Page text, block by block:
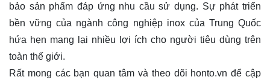
bảo sản phẩm đáp ứng nhu cầu sử dụng. Sự phát triển
bền vững của ngành công nghiệp inox của Trung Quốc
hứa hẹn mang lại nhiều lợi ích cho người tiêu dùng trên
toàn thế giới.
Rất mong các bạn quan tâm và theo dõi honto.vn để cập